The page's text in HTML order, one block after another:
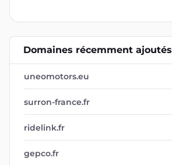
Domaines récemment ajoutés
uneomotors.eu
surron-france.fr
ridelink.fr
gepco.fr